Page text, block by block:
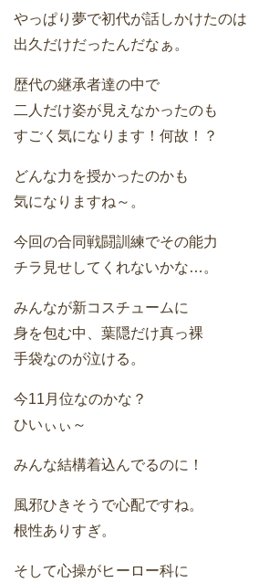
やっぱり夢で初代が話しかけたのは
出久だけだったんだなぁ。
歴代の継承者達の中で
二人だけ姿が見えなかったのも
すごく気になります！何故！？
どんな力を授かったのかも
気になりますね～。
今回の合同戦闘訓練でその能力
チラ見せしてくれないかな…。
みんなが新コスチュームに
身を包む中、葉隠だけ真っ裸
手袋なのが泣ける。
今11月位なのかな？
ひいぃぃ～
みんな結構着込んでるのに！
風邪ひきそうで心配ですね。
根性ありすぎ。
そして心操がヒーロー科に